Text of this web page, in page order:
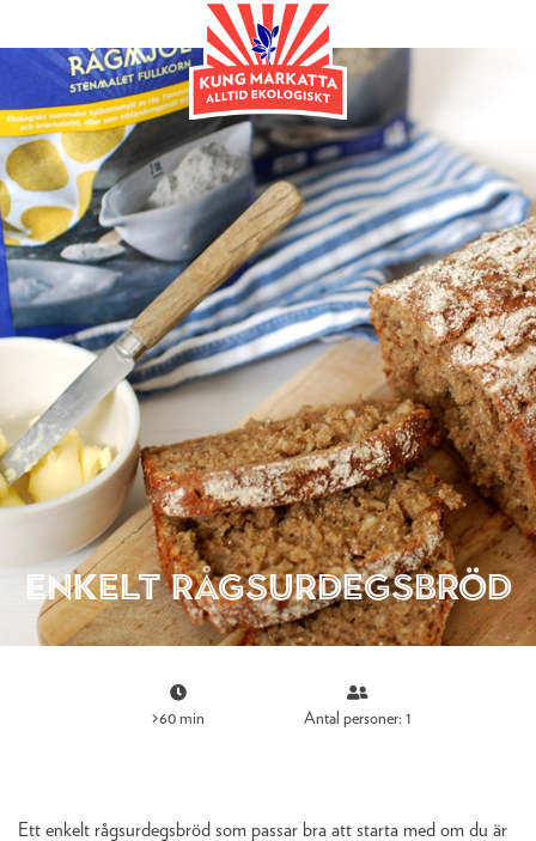
Enkelt rågsurdegsbröd
Frukost & Mellanmål
>60 min Antal personer: 1
Ett enkelt rågsurdegsbröd som passar bra att starta med om du är